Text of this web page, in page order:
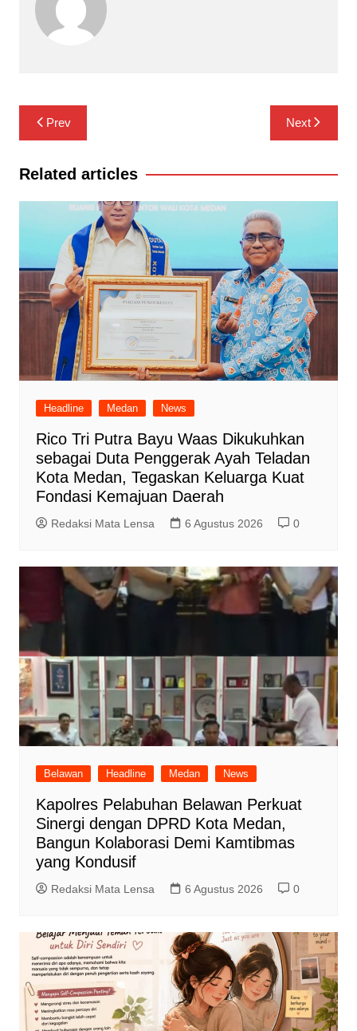
Navigasi
pos
Prev Next
Related articles
Headline Medan News
Rico Tri Putra Bayu Waas Dikukuhkan
sebagai Duta Penggerak Ayah Teladan
Kota Medan, Tegaskan Keluarga Kuat
Fondasi Kemajuan Daerah
Redaksi Mata Lensa 6 Agustus 2026 0
Belawan Headline Medan News
Kapolres Pelabuhan Belawan Perkuat
Sinergi dengan DPRD Kota Medan,
Bangun Kolaborasi Demi Kamtibmas
yang Kondusif
Redaksi Mata Lensa 6 Agustus 2026 0